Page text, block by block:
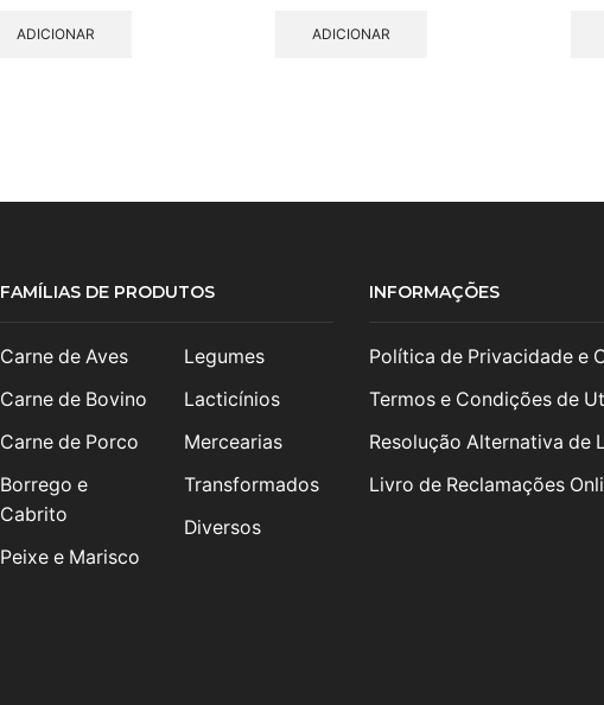
ADICIONAR ADICIONAR
FAMÍLIAS DE PRODUTOS
Carne de Aves
Carne de Bovino
Carne de Porco
Borrego e
Cabrito
Peixe e Marisco
Legumes
Lacticínios
Mercearias
Transformados
Diversos
INFORMAÇÕES
Política de Privacidade e
Termos e Condições de
Resolução Alternativa de
Livro de Reclamações